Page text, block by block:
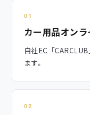
01
カー用品オン
自社EC「
ます。
02